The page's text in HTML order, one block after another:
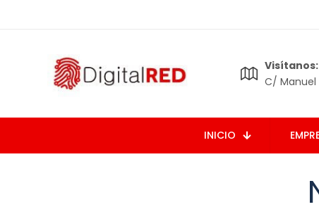
Visítanos:
C/ Manuel
INICIO